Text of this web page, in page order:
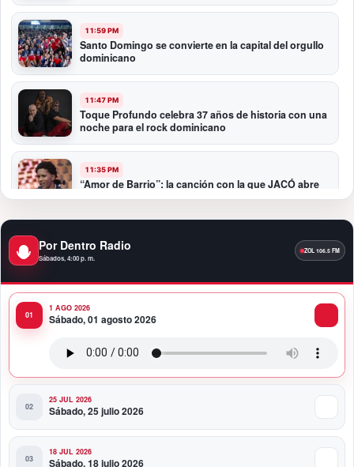
11:59 PM
Santo Domingo se convierte en la capital del orgullo
dominicano
11:47 PM
Toque Profundo celebra 37 años de historia con una
noche para el rock dominicano
11:35 PM
“Amor de Barrio”: la canción con la que JACÓ abre
un nuevo capítulo en la bachata
Presidente Abinader participa en la transmisión de
mando presidencial de Abelardo de la Espriella en
10:34 PM
Presidente Abinader participa en la transmisión de
Colombia
Por Dentro Radio
Sábados, 4:00 p. m.
1 AGO 2026
Sábado, 01 agosto 2026
25 JUL 2026
Sábado, 25 julio 2026
18 JUL 2026
Sábado, 18 julio 2026